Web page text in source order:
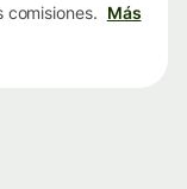
comisiones. Más